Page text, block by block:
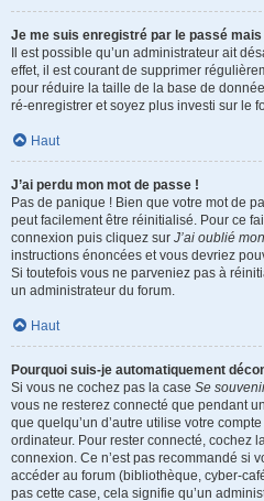
Je me suis enregistré par le passé
Il est possible qu’un administrateur ait
effet, il est courant de supprimer
pour réduire la taille de la base de
ré-enregistrer et soyez plus investi sur le
Haut
J’ai perdu mon mot de passe !
Pas de panique ! Bien que votre mot de
peut facilement être réinitialisé. Pour ce
connexion puis cliquez sur J’ai oublié
instructions énoncées et vous devriez
Si toutefois vous ne parveniez pas à
un administrateur du forum.
Haut
Pourquoi suis-je automatiquement
Si vous ne cochez pas la case Se
vous ne resterez connecté que pendant
que quelqu’un d’autre utilise votre
ordinateur. Pour rester connecté, cochez
connexion. Ce n’est pas recommandé si
accéder au forum (bibliothèque, cyber-
pas cette case, cela signifie qu’un